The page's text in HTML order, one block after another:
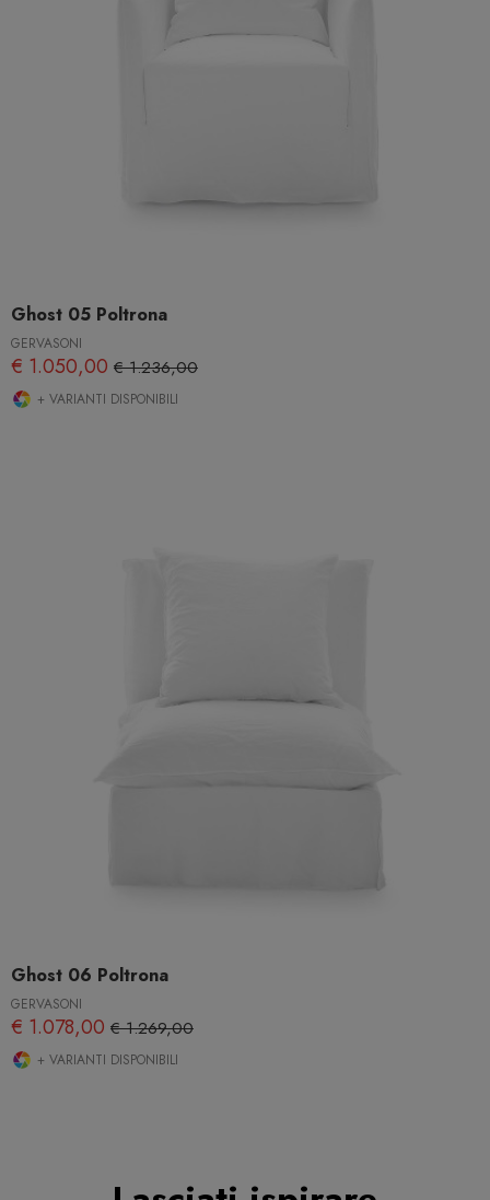
Ghost 05 Poltrona
GERVASONI
€ 1.050,00 € 1.236,00
+ VARIANTI DISPONIBILI
Ghost 06 Poltrona
GERVASONI
€ 1.078,00 € 1.269,00
+ VARIANTI DISPONIBILI